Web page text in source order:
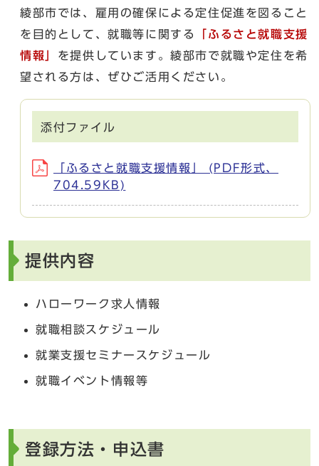
綾部市では、雇用の確保による定住促進を図ること
を目的として、就職等に関する
「ふるさと就職支援
情報」 を提供しています。綾部市で就職や定住を希
望される方は、ぜひご活用ください。
添付ファイル
「ふるさと就職支援情報」 (PDF形式、
704.59KB)
提供内容
ハローワーク求人情報
就職相談スケジュール
就業支援セミナースケジュール
就職イベント情報等
登録方法・申込書